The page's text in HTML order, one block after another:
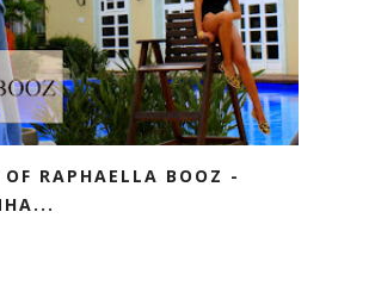
RAPHAELLA BOOZ -